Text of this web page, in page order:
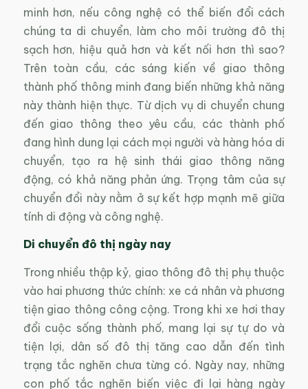
minh hơn, nếu công nghệ có thể biến đổi cách
chúng ta di chuyển, làm cho môi trường đô thị
sạch hơn, hiệu quả hơn và kết nối hơn thì sao?
Trên toàn cầu, các sáng kiến về giao thông
thành phố thông minh đang biến những khả năng
này thành hiện thực. Từ dịch vụ di chuyển chung
đến giao thông theo yêu cầu, các thành phố
đang hình dung lại cách mọi người và hàng hóa di
chuyển, tạo ra hệ sinh thái giao thông năng
động, có khả năng phản ứng. Trọng tâm của sự
chuyển đổi này nằm ở sự kết hợp mạnh mẽ giữa
tính di động và công nghệ.
Di chuyển đô thị ngày nay
Trong nhiều thập kỷ, giao thông đô thị phụ thuộc
vào hai phương thức chính: xe cá nhân và phương
tiện giao thông công cộng. Trong khi xe hơi thay
đổi cuộc sống thành phố, mang lại sự tự do và
tiện lợi, dân số đô thị tăng cao dẫn đến tình
trạng tắc nghẽn chưa từng có. Ngày nay, những
con phố tắc nghẽn biến việc đi lại hàng ngày